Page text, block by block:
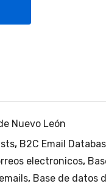
Nuevo León
, B2C Email
electronicos,
, Base de datos